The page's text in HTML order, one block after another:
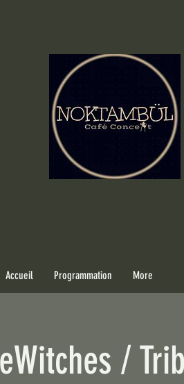
Accueil Programmation More
/